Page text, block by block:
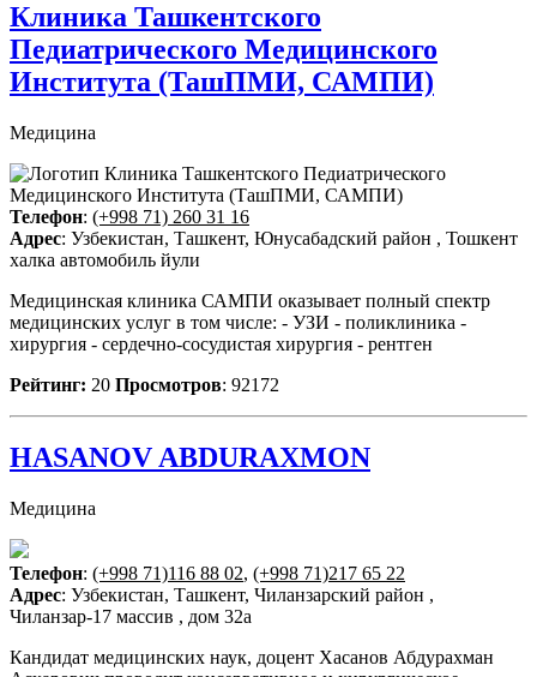
Клиника Ташкентского
Педиатрического Медицинского
Института (ТашПМИ, САМПИ)
Медицина
Телефон: (+998 71) 260 31 16
Адрес: Узбекистан, Ташкент, Юнусабадский район , Тошкент
халка автомобиль йули
Медицинская клиника САМПИ оказывает полный спектр
медицинских услуг в том числе: - УЗИ - поликлиника -
хирургия - сердечно-сосудистая хирургия - рентген
Рейтинг: 20 Просмотров: 92172
HASANOV ABDURAXMON
Медицина
Телефон: (+998 71)116 88 02, (+998 71)217 65 22
Адрес: Узбекистан, Ташкент, Чиланзарский район ,
Чиланзар-17 массив , дом 32а
Кандидат медицинских наук, доцент Хасанов Абдурахман